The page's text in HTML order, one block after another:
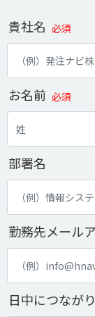
貴社名 必須
お名前 必須
部署名
勤務先メール
日中につなが